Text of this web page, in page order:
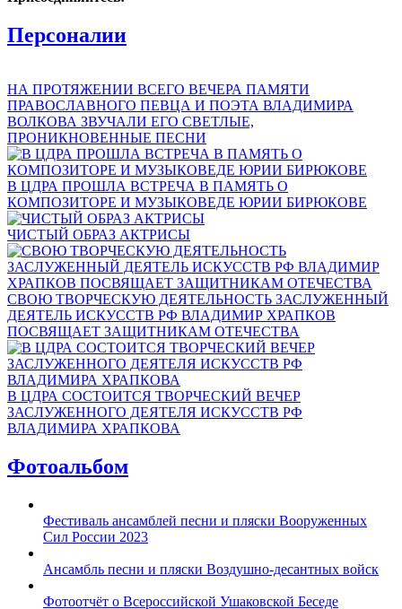
Персоналии
НА ПРОТЯЖЕНИИ ВСЕГО ВЕЧЕРА ПАМЯТИ
ПРАВОСЛАВНОГО ПЕВЦА И ПОЭТА ВЛАДИМИРА
ВОЛКОВА ЗВУЧАЛИ ЕГО СВЕТЛЫЕ,
ПРОНИКНОВЕННЫЕ ПЕСНИ
В ЦДРА ПРОШЛА ВСТРЕЧА В ПАМЯТЬ О
КОМПОЗИТОРЕ И МУЗЫКОВЕДЕ ЮРИИ БИРЮКОВЕ
ЧИСТЫЙ ОБРАЗ АКТРИСЫ
СВОЮ ТВОРЧЕСКУЮ ДЕЯТЕЛЬНОСТЬ ЗАСЛУЖЕННЫЙ
ДЕЯТЕЛЬ ИСКУССТВ РФ ВЛАДИМИР ХРАПКОВ
ПОСВЯЩАЕТ ЗАЩИТНИКАМ ОТЕЧЕСТВА
В ЦДРА СОСТОИТСЯ ТВОРЧЕСКИЙ ВЕЧЕР
ЗАСЛУЖЕННОГО ДЕЯТЕЛЯ ИСКУССТВ РФ
ВЛАДИМИРА ХРАПКОВА
Фотоальбом
Фестиваль ансамблей песни и пляски Вооруженных
Сил России 2023
Ансамбль песни и пляски Воздушно-десантных войск
Фотоотчёт о Всероссийской Ушаковской Беседе